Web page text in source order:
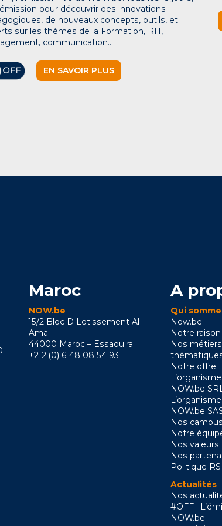
pour découvrir des innovations
de nouveaux concepts, outils, et
sur les thèmes de la Formation, RH,
communication…
EN SAVOIR PLUS
Maroc
NOW.be
15/2 Bloc D Lotissement Al
Amal
44000 Maroc – Essaouira
+212 (0) 6 48 08 54 93
A
Qui
Now.be
Notre raison
Nos
Notre offre
NOW.be
NOW.be
Nos
Notre
Nos valeurs
Nos
Politique
Actualités
Nos
#OFF l
NOW.be